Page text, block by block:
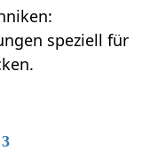
speziell für